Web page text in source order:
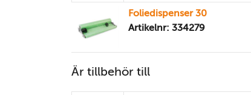
Foliedispenser 30
Artikelnr: 334279
Är tillbehör till